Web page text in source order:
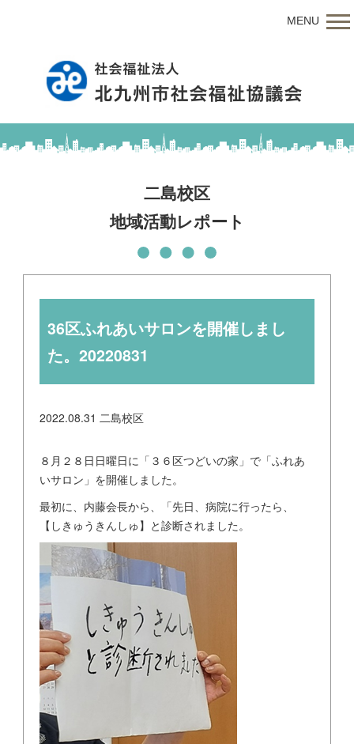
MENU
二島校区
地域活動レポート
36区ふれあいサロンを開催しまし
た。20220831
2022.08.31 二島校区
８月２８日日曜日に「３６区つどいの家」で「ふれあ
いサロン」を開催しました。
最初に、内藤会長から、「先日、病院に行ったら、
【しきゅうきんしゅ】と診断されました。